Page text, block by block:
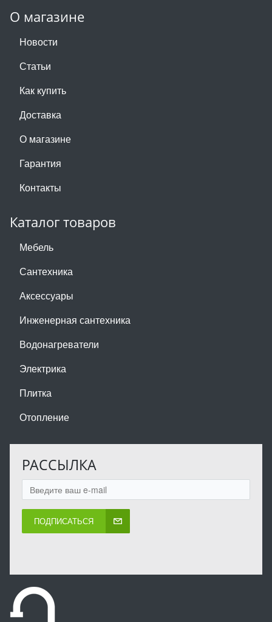
О магазине
Новости
Статьи
Как купить
Доставка
О магазине
Гарантия
Контакты
Каталог товаров
Мебель
Сантехника
Аксессуары
Инженерная сантехника
Водонагреватели
Электрика
Плитка
Отопление
РАССЫЛКА
ПОДПИСАТЬСЯ